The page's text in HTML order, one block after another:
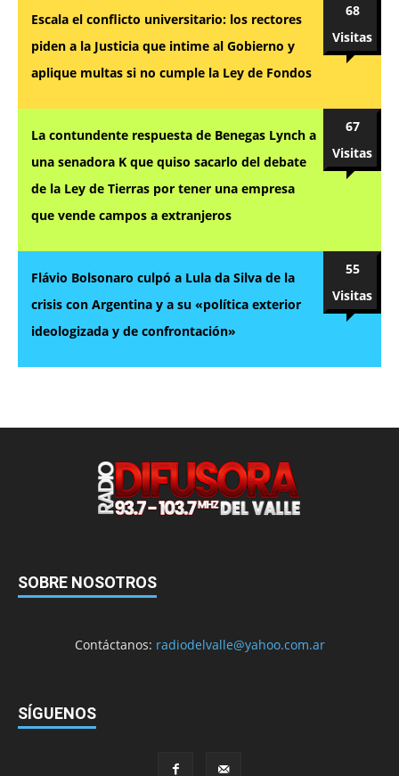
Escala el conflicto universitario: los rectores
piden a la Justicia que intime al Gobierno y
aplique multas si no cumple la Ley de Fondos
68
Visitas
La contundente respuesta de Benegas Lynch a
una senadora K que quiso sacarlo del debate
de la Ley de Tierras por tener una empresa
que vende campos a extranjeros
67
Visitas
Flávio Bolsonaro culpó a Lula da Silva de la
crisis con Argentina y a su «política exterior
ideologizada y de confrontación»
55
Visitas
SOBRE NOSOTROS
Contáctanos: radiodelvalle@yahoo.com.ar
SÍGUENOS